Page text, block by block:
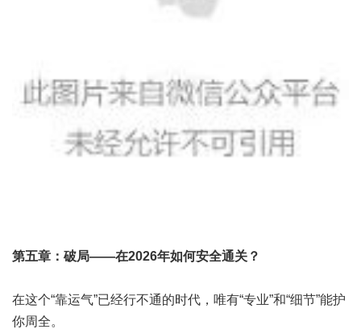
第五章：破局——在2026年如何安全通关？
在这个“靠运气”已经行不通的时代，唯有“专业”和“细节”能护
你周全。